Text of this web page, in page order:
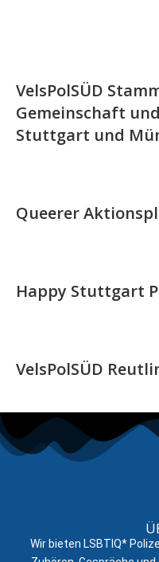
VelsPolSÜD
Gemeinschaft
Stuttgart und
Queerer
Happy Stuttgart
VelsPolSÜD
Wir bieten LSBTIQ*